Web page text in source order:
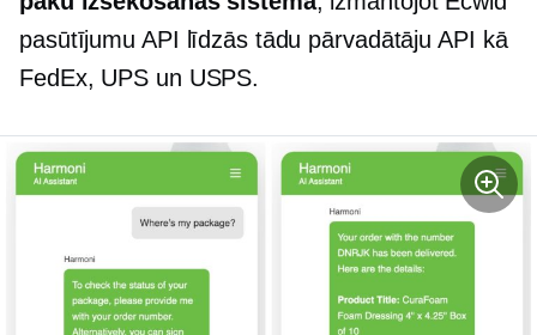
pasūtījumu API līdzās tādu pārvadātāju API kā
FedEx, UPS un USPS.